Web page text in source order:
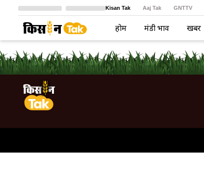
Kisan Tak Aaj Tak GNTTV
Crime Tak Astro Tak
होम मंडी भाव खबरें